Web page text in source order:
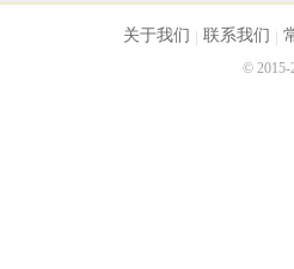
关于我们 联系我们
© 2015-